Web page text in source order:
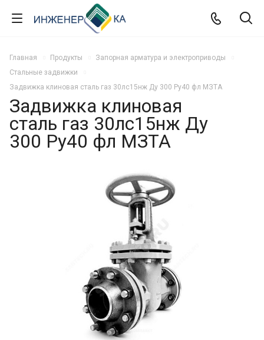
Главная Продукты
Запорная арматура и электроприводы
Стальные задвижки
Задвижка клиновая сталь газ 30лс15нж Ду 300 Ру40 фл МЗТА
Задвижка клиновая
сталь газ 30лс15нж Ду
300 Ру40 фл МЗТА